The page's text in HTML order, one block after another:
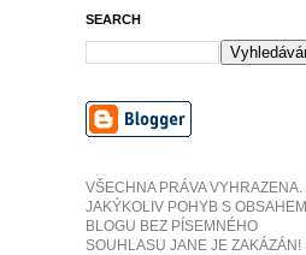
SEARCH
VŠECHNA PRÁVA VYHRAZENA.
JAKÝKOLIV POHYB S OBSAHEM
BLOGU BEZ PÍSEMNÉHO
SOUHLASU JANE JE ZAKÁZÁN!